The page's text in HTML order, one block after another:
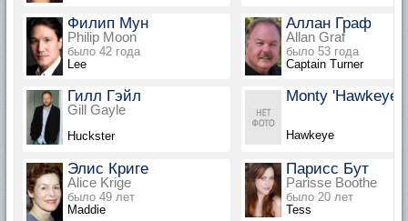
Филип Мун
Philip Moon
было 42 года
Lee
Аллан Граф
Allan Graf
было 53 года
Captain Turner
Гилл Гэйл
Gill Gayle
Huckster
Monty 'Hawkeye'
Hawkeye
Элис Криге
Alice Krige
было 49 лет
Maddie
Парисс Бут
Parisse Boothe
было 20 лет
Tess